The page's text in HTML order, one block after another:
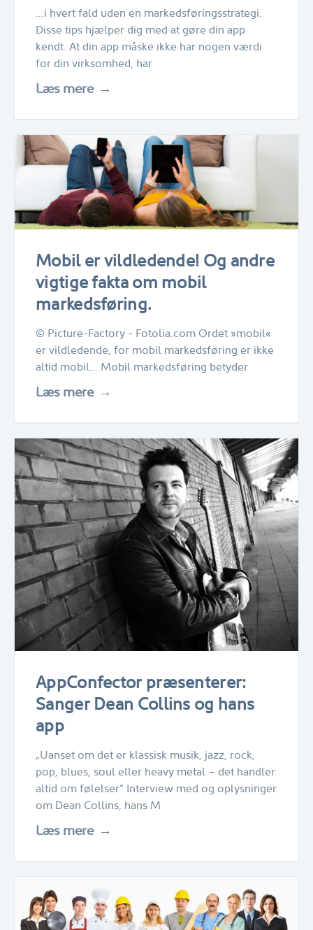
…i hvert fald uden en markedsføringsstrategi.
Disse tips hjælper dig med at gøre din app
kendt. At din app måske ikke har nogen værdi
for din virksomhed, har
Læs mere
Mobil er vildledende! Og andre
vigtige fakta om mobil
markedsføring.
© Picture-Factory - Fotolia.com Ordet »mobil«
er vildledende, for mobil markedsføring er ikke
altid mobil… Mobil markedsføring betyder
Læs mere
AppConfector præsenterer:
Sanger Dean Collins og hans
app
„Uanset om det er klassisk musik, jazz, rock,
pop, blues, soul eller heavy metal – det handler
altid om følelser“ Interview med og oplysninger
om Dean Collins, hans M
Læs mere